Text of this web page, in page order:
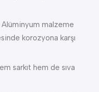
Alüminyum malzeme
korozyona karşı
sarkıt hem de sıva